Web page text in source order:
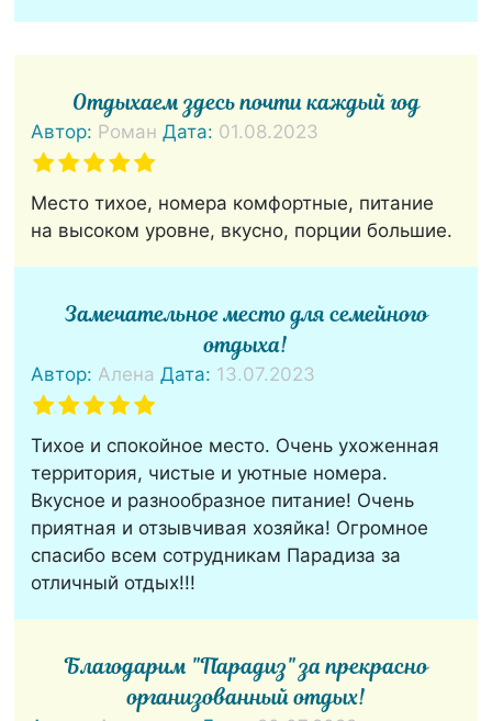
Отдыхаем здесь почти каждый год
Автор: Роман Дата: 01.08.2023
Место тихое, номера комфортные, питание
на высоком уровне, вкусно, порции большие.
Замечательное место для семейного
отдыха!
Автор:Алена Дата: 13.07.2023
Тихое и спокойное место. Очень ухоженная
территория, чистые и уютные номера.
Вкусное и разнообразное питание! Очень
приятная и отзывчивая хозяйка! Огромное
спасибо всем сотрудникам Парадиза за
отличный отдых!!!
Благодарим "Парадиз" за прекрасно
организованный отдых!